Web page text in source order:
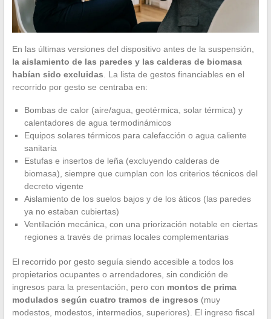
En las últimas versiones del dispositivo antes de la suspensión,
la aislamiento de las paredes y las calderas de biomasa
habían sido excluidas . La lista de gestos financiables en el
recorrido por gesto se centraba en:
Bombas de calor (aire/agua, geotérmica, solar térmica) y
calentadores de agua termodinámicos
Equipos solares térmicos para calefacción o agua caliente
sanitaria
Estufas e insertos de leña (excluyendo calderas de
biomasa), siempre que cumplan con los criterios técnicos del
decreto vigente
Aislamiento de los suelos bajos y de los áticos (las paredes
ya no estaban cubiertas)
Ventilación mecánica, con una priorización notable en ciertas
regiones a través de primas locales complementarias
El recorrido por gesto seguía siendo accesible a todos los
propietarios ocupantes o arrendadores, sin condición de
ingresos para la presentación, pero con montos de prima
modulados según cuatro tramos de ingresos (muy
modestos, modestos, intermedios, superiores). El ingreso fiscal